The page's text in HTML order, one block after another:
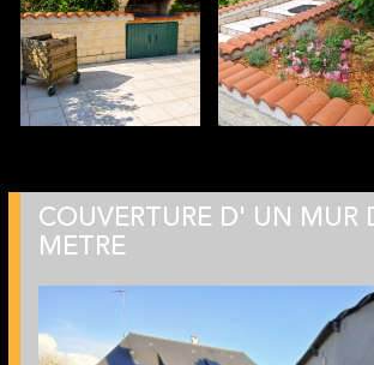
COUVERTURE D' UN MUR
METRE